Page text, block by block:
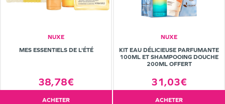
NUXE
MES ESSENTIELS DE L'ÉTÉ
38,78€
ACHETER
NUXE
KIT EAU DÉLICIEUSE PARFUMANTE
100ML ET SHAMPOOING DOUCHE
200ML OFFERT
31,03€
ACHETER